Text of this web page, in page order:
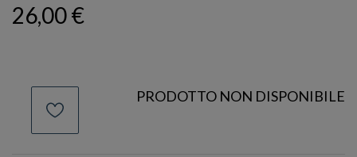
26,00 €
PRODOTTO NON DISPONIBILE